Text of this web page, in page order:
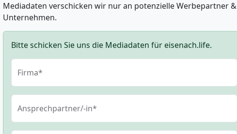
Mediadaten verschicken wir nur an potenzielle Werbepartner &
Unternehmen.
Bitte schicken Sie uns die Mediadaten für eisenach.life.
Firma*
Ansprechpartner/-in*